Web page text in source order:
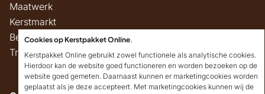
Maatwerk
Kerstmarkt
Belastingregels
Track & Trace
Cookies op Kerstpakket Online.
Kerstpakket Online gebruikt zowel functionele als analytische cookies.
Hierdoor kan de website goed functioneren en worden bezoeken op de
website goed gemeten. Daarnaast kunnen er marketingcookies worden
geplaatst als je deze accepteert. Met marketingcookies kunnen wij de